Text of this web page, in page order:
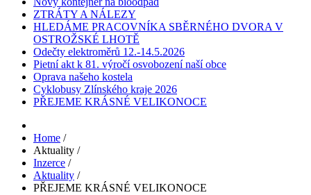
ZTRÁTY A NÁLEZY
HLEDÁME PRACOVNÍKA SBĚRNÉHO DVORA V
OSTROŽSKÉ LHOTĚ
Odečty elektroměrů 12.-14.5.2026
Pietní akt k 81. výročí osvobození naší obce
Oprava našeho kostela
Cyklobusy Zlínského kraje 2026
PŘEJEME KRÁSNÉ VELIKONOCE
Home /
Aktuality /
Inzerce /
Aktuality /
PŘEJEME KRÁSNÉ VELIKONOCE